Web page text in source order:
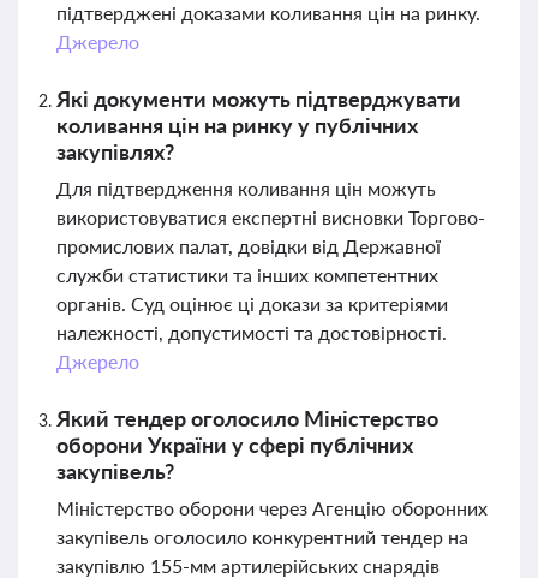
підтверджені доказами коливання цін на ринку.
Джерело
Які документи можуть підтверджувати
коливання цін на ринку у публічних
закупівлях?
Для підтвердження коливання цін можуть
використовуватися експертні висновки Торгово-
промислових палат, довідки від Державної
служби статистики та інших компетентних
органів. Суд оцінює ці докази за критеріями
належності, допустимості та достовірності.
Джерело
Який тендер оголосило Міністерство
оборони України у сфері публічних
закупівель?
Міністерство оборони через Агенцію оборонних
закупівель оголосило конкурентний тендер на
закупівлю 155-мм артилерійських снарядів